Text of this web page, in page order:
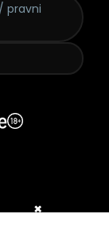
×
pravni